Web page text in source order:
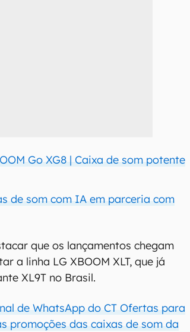
Go XG8 | Caixa de som potente
de som com IA em parceria com
que os lançamentos chegam
a linha LG XBOOM XLT, que já
XL9T no Brasil.
de WhatsApp do CT Ofertas para
promoções das caixas de som da